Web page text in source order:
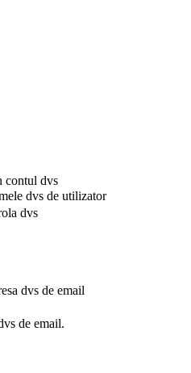
contul dvs
dvs de utilizator
dvs
dvs de email
de email.